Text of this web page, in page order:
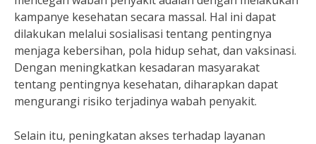
kampanye kesehatan secara massal. Hal ini dapat
dilakukan melalui sosialisasi tentang pentingnya
menjaga kebersihan, pola hidup sehat, dan vaksinasi.
Dengan meningkatkan kesadaran masyarakat
tentang pentingnya kesehatan, diharapkan dapat
mengurangi risiko terjadinya wabah penyakit.
Selain itu, peningkatan akses terhadap layanan